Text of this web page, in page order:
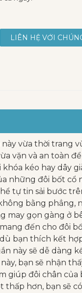
LIÊN HỆ VỚI
vừa thời trang
vặn và an toàn
kéo hay dây
những đôi bốt cổ
tự tin sải bước
bằng phẳng,
may gọn gàng ở
đến cho đôi
bạn thích kết
này sẽ dễ dàng
bạn sẽ nhận
giúp đôi chân của
thấp hơn, bạn sẽ